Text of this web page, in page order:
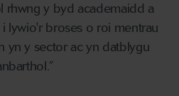
rhwng y byd academaidd a
lywio'r broses o roi mentrau
yn y sector ac yn datblygu